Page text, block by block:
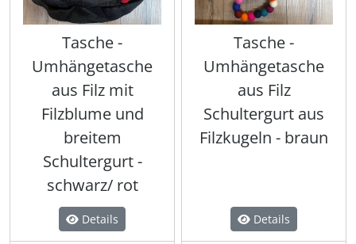
Tasche -
Umhängetasche
aus Filz mit
Filzblume und
breitem
Schultergurt -
schwarz/ rot
Details
Tasche -
Umhängetasche
aus Filz
Schultergurt aus
Filzkugeln - braun
Details